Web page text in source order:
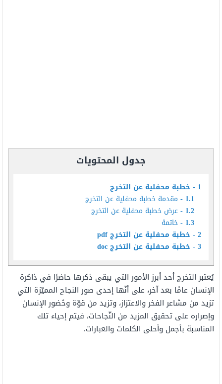
جدول المحتويات
1
خطبة محفلية عن التخرج
1.1
مقدمة خطبة محفلية عن التخرج
1.2
عرض خطبة محفلية عن التخرج
1.3
خاتمة
2 خطبة محفلية عن التخرج pdf
3 خطبة محفلية عن التخرج doc
يُعتبر التخرج أحد أبرز الأمور التي يبقى ذكرها حاضرًا في ذاكرة
الإنسان عامًا بعد آخر، على أنّها إحدى صور النجاح المميّزة التي
تزيد من مشاعر الفخر والاعتزاز، وتزيد من قوّة وحُضور الإنسان
وإصراره على تحقيق المزيد من النّجاحات، فيتم إحياء تلك
المناسبة بأجمل وأحلى الكلمات والعبارات.